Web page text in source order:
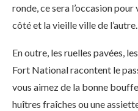
ronde, ce sera l’occasion pour
côté et la vieille ville de l’autre.
En outre, les ruelles pavées,
Fort National racontent le
vous aimez de la bonne
huîtres fraîches ou une